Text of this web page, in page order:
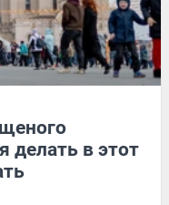
делать в этот